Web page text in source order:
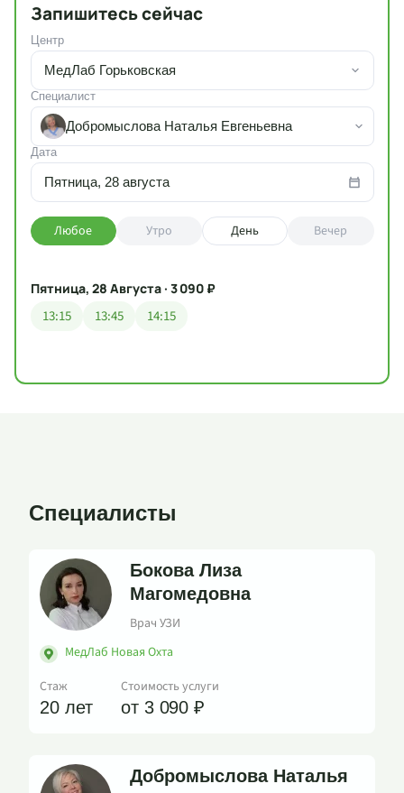
Запишитесь сейчас
Центр
МедЛаб Горьковская
Специалист
Добромыслова Наталья Евгеньевна
Дата
Пятница, 28 августа
Любое Утро День Вечер
Пятница, 28 Августа · 3 090 ₽
13:15 13:45 14:15
Специалисты
Бокова Лиза
Магомедовна
Врач УЗИ
МедЛаб Новая Охта
Стаж
20 лет
Стоимость услуги
от 3 090 ₽
Добромыслова Наталья